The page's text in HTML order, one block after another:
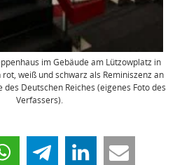
im Gebäude am Lützowplatz in
weiß und schwarz als Reminiszenz an
des Deutschen Reiches (eigenes Foto des
Verfassers).